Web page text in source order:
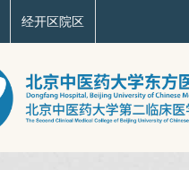
经开区院区